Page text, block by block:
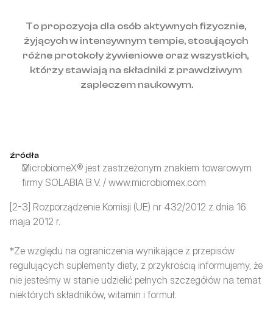
To propozycja dla osób aktywnych fizycznie,
żyjących w intensywnym tempie, stosujących
różne protokoły żywieniowe oraz wszystkich,
którzy stawiają na składniki z prawdziwym
zapleczem naukowym.
źródła
MicrobiomeX® jest zastrzeżonym znakiem towarowym
firmy SOLABIA B.V. / www.microbiomex.com
[2-3] Rozporządzenie Komisji (UE) nr 432/2012 z dnia 16
maja 2012 r.
*Ze względu na ograniczenia wynikające z przepisów
regulujących suplementy diety, z przykrością informujemy, że
nie jesteśmy w stanie udzielić pełnych szczegółów na temat
niektórych składników, witamin i formuł.